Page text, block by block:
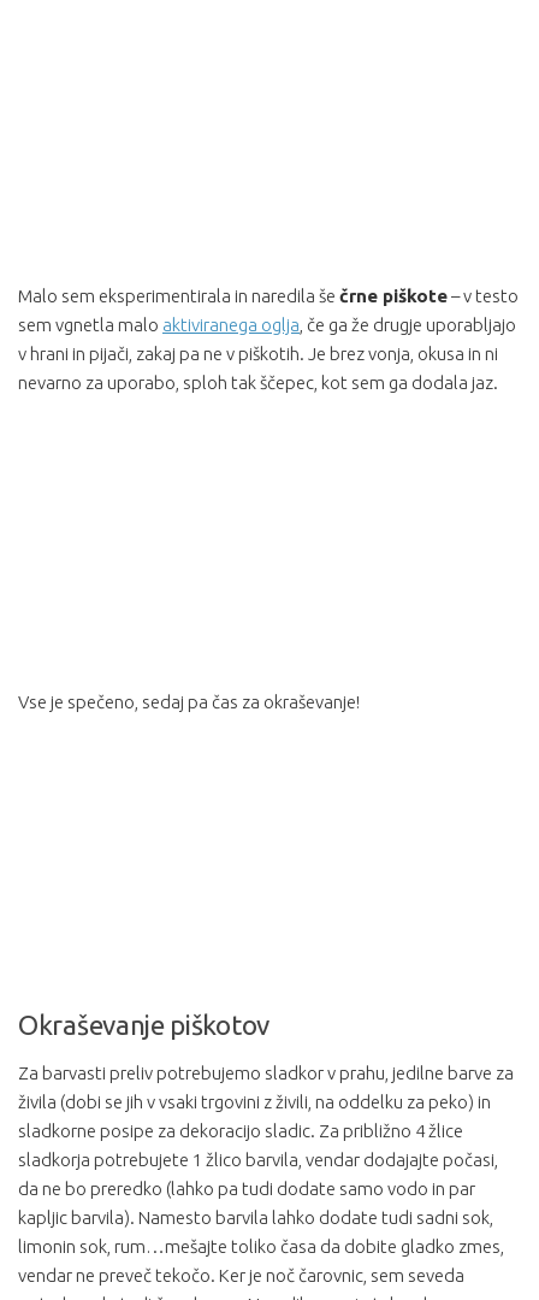
Malo sem eksperimentirala in naredila še črne piškote– v testo
sem vgnetla malo aktiviranega oglja , če ga že drugje uporabljajo
v hrani in pijači, zakaj pa ne v piškotih. Je brez vonja, okusa in ni
nevarno za uporabo, sploh tak ščepec, kot sem ga dodala jaz.
Vse je spečeno, sedaj pa čas za okraševanje!
Okraševanje piškotov
Za barvasti preliv potrebujemo sladkor v prahu, jedilne barve za
živila (dobi se jih v vsaki trgovini z živili, na oddelku za peko) in
sladkorne posipe za dekoracijo sladic. Za približno 4 žlice
sladkorja potrebujete 1 žlico barvila, vendar dodajajte počasi,
da ne bo preredko (lahko pa tudi dodate samo vodo in par
kapljic barvila). Namesto barvila lahko dodate tudi sadni sok,
limonin sok, rum…mešajte toliko časa da dobite gladko zmes,
vendar ne preveč tekočo. Ker je noč čarovnic, sem seveda